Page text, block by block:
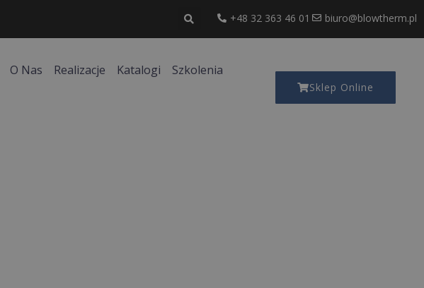
+48 32 363 46 01 biuro@blowtherm.pl
O Nas Realizacje Katalogi Szkolenia
Sklep Online